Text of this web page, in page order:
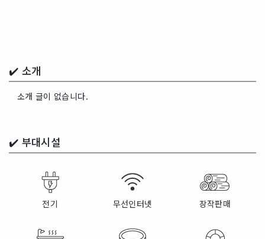
✔️ 소개
소개 글이 없습니다.
✔️ 부대시설
전기 무선인터넷 장작판매